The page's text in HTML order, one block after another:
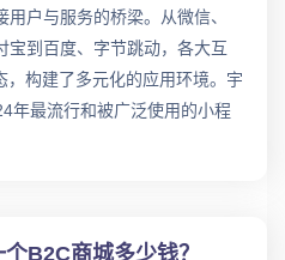
用户与服务的桥梁。从微信、
宝到百度、字节跳动，各大互
构建了多元化的应用环境。宇
年最流行和被广泛使用的小程
B2C商城多少钱？